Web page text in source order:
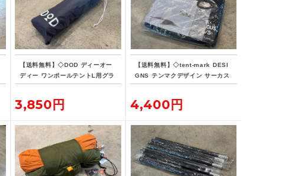
【送料無料】◇DOD ディーオー
ディー ワンポールテントL用グラ
ンドシート
3,850円
【送料無料】◇tent-mark DESI
GNS テンマクデザイン サーカス
インナーマット 4/5
4,400円